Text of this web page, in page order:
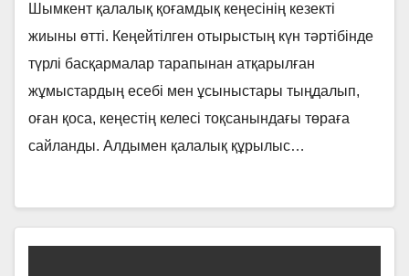
Шымкент қалалық қоғамдық кеңесінің кезекті
жиыны өтті. Кеңейтілген отырыстың күн тәртібінде
түрлі басқармалар тарапынан атқарылған
жұмыстардың есебі мен ұсыныстары тыңдалып,
оған қоса, кеңестің келесі тоқсанындағы төраға
сайланды. Алдымен қалалық құрылыс…